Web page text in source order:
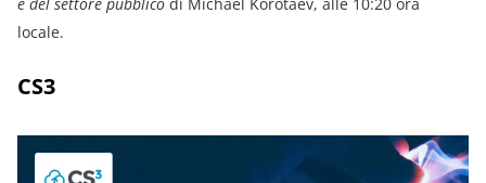
locale.
CS3